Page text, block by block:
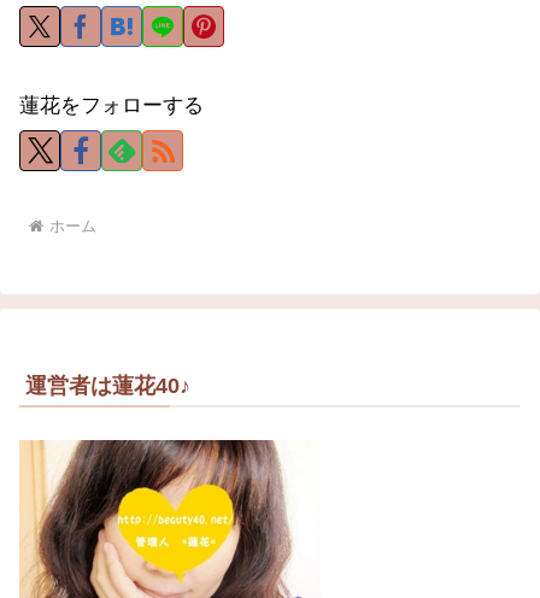
蓮花をフォローする
ホーム
運営者は蓮花40♪